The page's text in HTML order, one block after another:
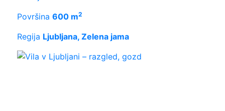
Površina 600 m2
Regija Ljubljana, Zelena jama